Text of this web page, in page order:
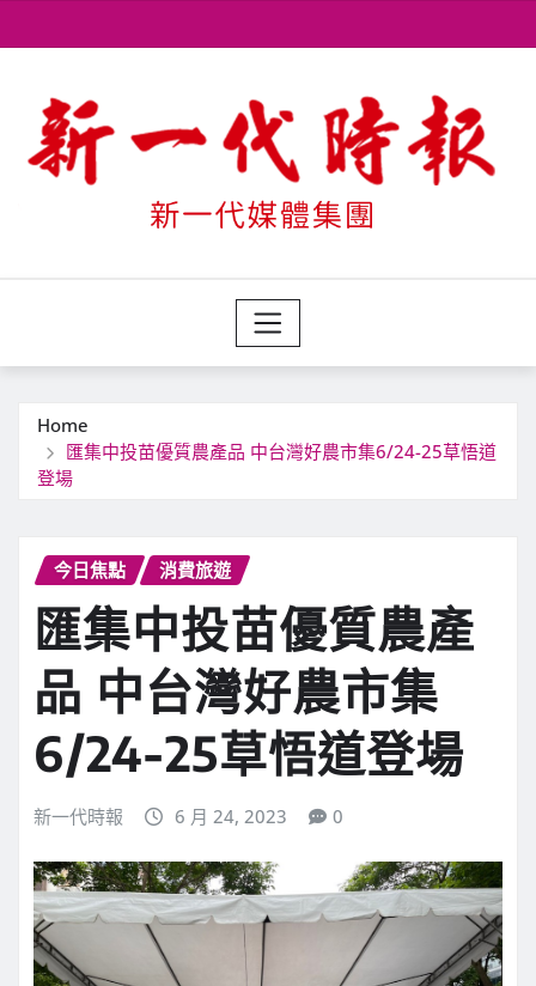
to
Home
匯集中投苗優質農產品 中台灣好農市集6/24-25草悟道
登場
今日焦點 消費旅遊
匯集中投苗優質農產
品 中台灣好農市集
6/24-25草悟道登場
新一代時報 6 月 24, 2023 0